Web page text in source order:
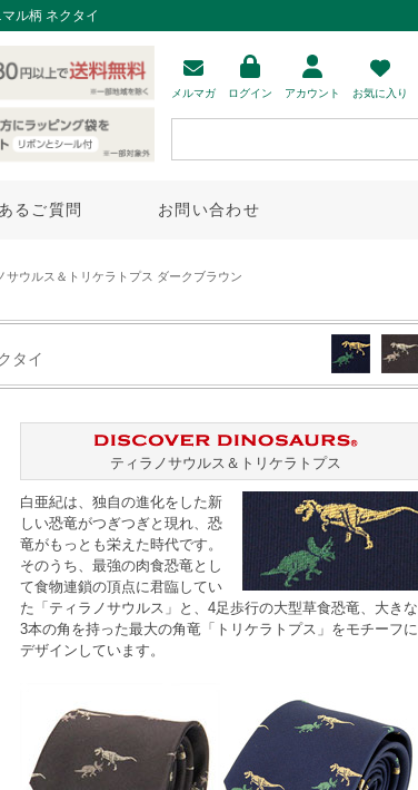
ル柄 ネクタイ
メルマガ ログイン アカウント お気に入り
るご質問 お問い合わせ
サウルス＆トリケラトプス ダークブラウン
タイ
ティラノサウルス ＆ トリケラトプス
白亜紀は、独自の進化をした新
しい恐竜がつぎつぎと現れ、 恐
竜がもっとも栄えた時代です。
そのうち、最強の肉食恐竜とし
て食物連鎖の頂点に君臨してい
た「ティラノサウルス」と、4足歩行の大型草食恐竜、大きな
3本の角を持った最大の角竜「 トリケラトプス 」をモチーフに
デザインしています。